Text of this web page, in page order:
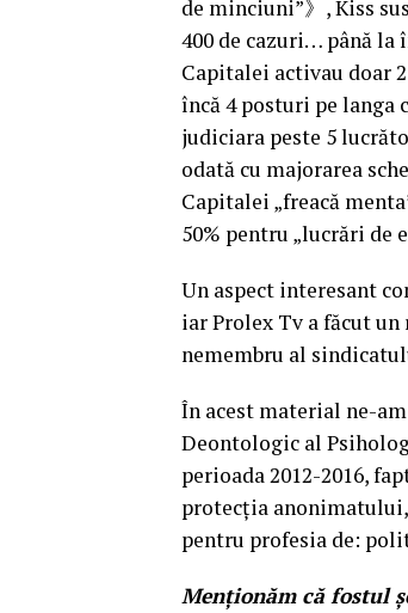
de minciuni”》, Kiss
400 de cazuri… până
Capitalei activau doar
încă 4 posturi pe langa
judiciara peste 5
odată cu majorarea
Capitalei „freacă
50% pentru „lucrări de
Un aspect interesant
iar Prolex Tv a făcut
nemembru al
În acest material ne-
Deontologic al
perioada 2012-2016,
protecția
pentru profesia de:
Menționăm că fostul